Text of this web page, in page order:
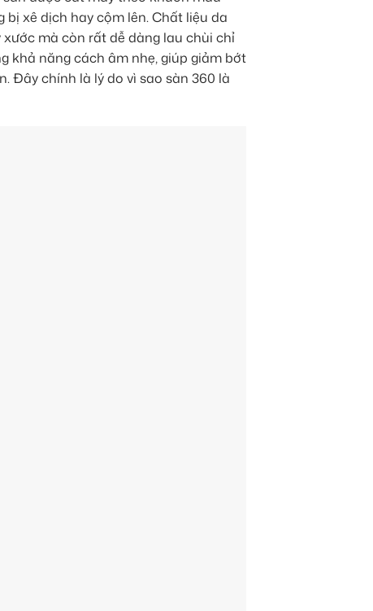
xê dịch hay cộm lên. Chất liệu da
mà còn rất dễ dàng lau chùi chỉ
khả năng cách âm nhẹ, giúp giảm bớt
Đây chính là lý do vì sao sàn 360 là